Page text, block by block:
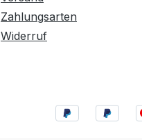
Zahlungsarten
Widerruf